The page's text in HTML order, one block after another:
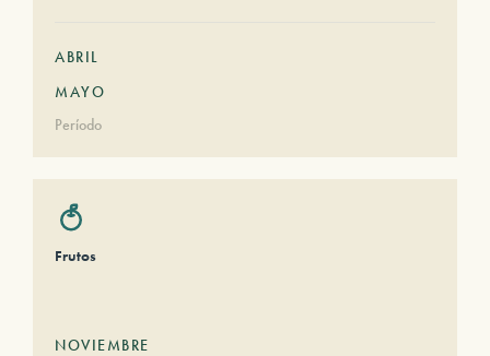
ABRIL
MAYO
Período
Frutos
NOVIEMBRE